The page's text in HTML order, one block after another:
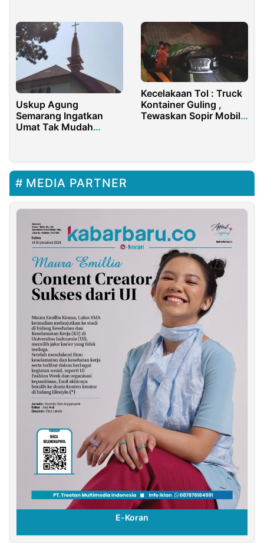
Uskup Agung
Semarang Ingatkan
Umat Tak Mudah
Kecelakaan Tol : Truck
Kontainer Guling ,
Tewaskan Sopir Mobil
MEDIA PARTNER
E-Koran